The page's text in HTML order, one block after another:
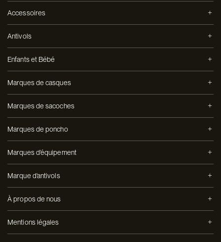
Accessoires
Antivols
Enfants et Bébé
Marques de casques
Marques de sacoches
Marques de poncho
Marques d'équipement
Marque d'antivols
À propos de nous
Mentions légales